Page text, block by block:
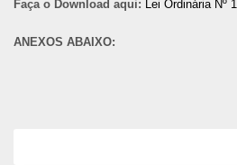
Faça o Download aqui: Lei Ordinária Nº
ANEXOS ABAIXO: